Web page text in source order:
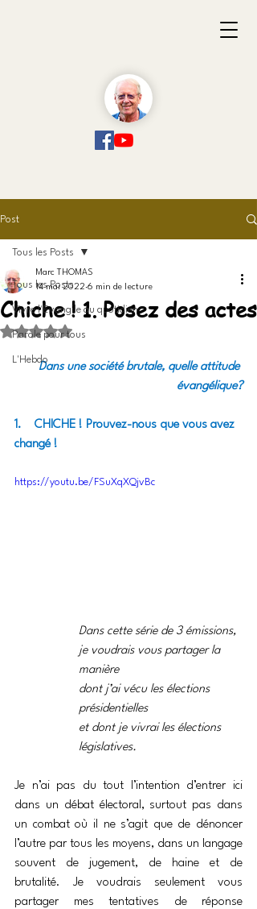
Post
Tous les Posts
Vivre l'Evangile au quotidien
Parole pour tous
L'Hebdo
Tous les Posts
Chiche ! 1. Posez des actes
Marc THOMAS
14 mai 2022 6 min de lecture
Noté NaN étoiles sur 5.
Dans une société brutale, quelle attitude
évangélique?
1.    CHICHE ! Prouvez-nous que vous avez
changé !
https://youtu.be/FSuXqXQjvBc
Dans cette série de 3 émissions,
je voudrais vous partager la
manière
dont j’ai vécu les élections
présidentielles
et dont je vivrai les élections
législatives.
Je n’ai pas du tout l’intention d’entrer ici
dans un débat électoral, surtout pas dans
un combat où il ne s’agit que de dénoncer
l’autre par tous les moyens, dans un langage
souvent de jugement, de haine et de
brutalité. Je voudrais seulement vous
partager mes tentatives de réponse